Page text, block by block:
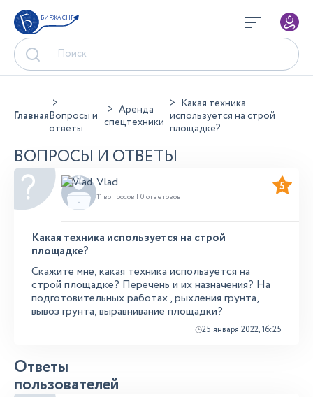
БИРЖА СНГ
ГлавнаяВопросы и
ответы
Аренда
спецтехники
Какая техника
используется на строй
площадке?
ВОПРОСЫ И ОТВЕТЫ
Vlad
11 вопросов | 0 ответовов
5
Какая техника используется на строй
площадке?
Скажите мне, какая техника используется на
строй площадке? Перечень и их назначения? На
подготовительных работах , рыхления грунта,
вывоз грунта, выравнивание площадки?
25 января 2022, 16:25
Ответы
пользователей